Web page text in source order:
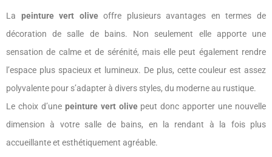
La peinture vert oliveoffre plusieurs avantages en termes de
décoration de salle de bains. Non seulement elle apporte une
sensation de calme et de sérénité, mais elle peut également rendre
l’espace plus spacieux et lumineux. De plus, cette couleur est assez
polyvalente pour s’adapter à divers styles, du moderne au rustique.
Le choix d’une peinture vert olivepeut donc apporter une nouvelle
dimension à votre salle de bains, en la rendant à la fois plus
accueillante et esthétiquement agréable.